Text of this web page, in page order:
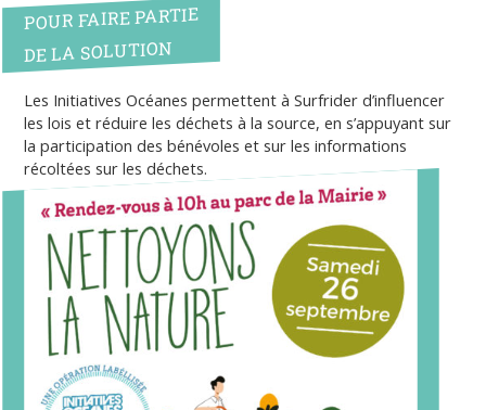
POUR FAIRE PARTIE
DE LA SOLUTION
Les Initiatives Océanes permettent à Surfrider d’influencer
les lois et réduire les déchets à la source, en s’appuyant sur
la participation des bénévoles et sur les informations
récoltées sur les déchets.